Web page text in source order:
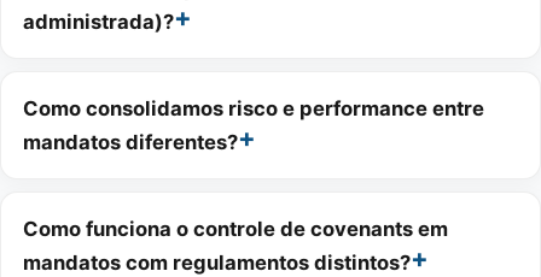
administrada)?
Como consolidamos risco e performance entre
mandatos diferentes?
Como funciona o controle de covenants em
mandatos com regulamentos distintos?